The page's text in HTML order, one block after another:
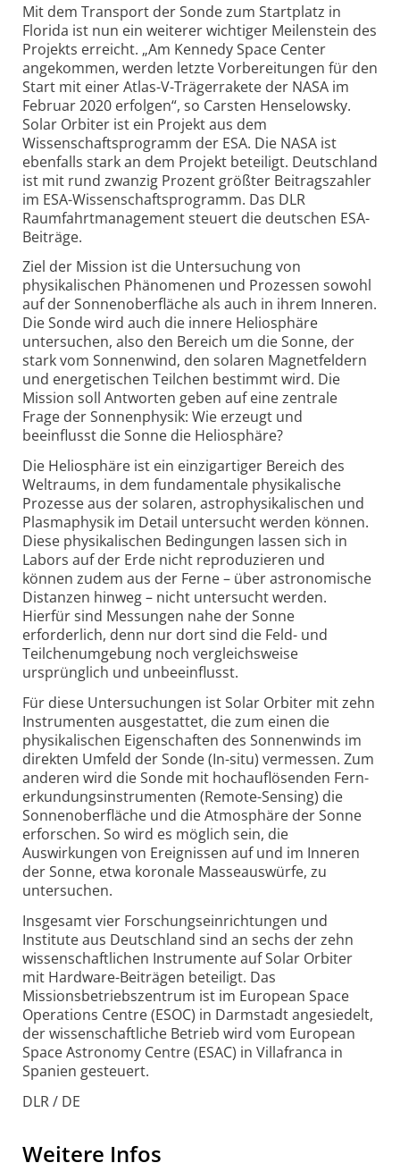
Mit dem Transport der Sonde zum Startplatz in
Florida ist nun ein weiterer wichtiger Meilenstein des
Projekts erreicht. „Am Kennedy Space Center
angekommen, werden letzte Vorbereitungen für den
Start mit einer Atlas-V-Trägerrakete der NASA im
Februar 2020 erfolgen“, so Carsten Henselowsky.
Solar Orbiter ist ein Projekt aus dem
Wissenschaftsprogramm der ESA. Die NASA ist
ebenfalls stark an dem Projekt beteiligt. Deutschland
ist mit rund zwanzig Prozent größter Beitragszahler
im ESA-Wissenschafts­programm. Das DLR
Raumfahrt­management steuert die deutschen ESA-
Beiträge.
Ziel der Mission ist die Untersuchung von
physikalischen Phänomenen und Prozessen sowohl
auf der Sonnen­oberfläche als auch in ihrem Inneren.
Die Sonde wird auch die innere Heliosphäre
untersuchen, also den Bereich um die Sonne, der
stark vom Sonnenwind, den solaren Magnetfeldern
und energetischen Teilchen bestimmt wird. Die
Mission soll Antworten geben auf eine zentrale
Frage der Sonnenphysik: Wie erzeugt und
beeinflusst die Sonne die Heliosphäre?
Die Heliosphäre ist ein einzigartiger Bereich des
Weltraums, in dem fundamentale physikalische
Prozesse aus der solaren, astrophysikalischen und
Plasmaphysik im Detail untersucht werden können.
Diese physikalischen Bedingungen lassen sich in
Labors auf der Erde nicht reproduzieren und
können zudem aus der Ferne – über astronomische
Distanzen hinweg – nicht untersucht werden.
Hierfür sind Messungen nahe der Sonne
erforderlich, denn nur dort sind die Feld- und
Teilchen­umgebung noch vergleichsweise
ursprünglich und unbeeinflusst.
Für diese Untersuchungen ist Solar Orbiter mit zehn
Instrumenten ausgestattet, die zum einen die
physikalischen Eigenschaften des Sonnenwinds im
direkten Umfeld der Sonde (In-situ) vermessen. Zum
anderen wird die Sonde mit hochauflösenden Fern­
erkundungs­instrumenten (Remote-Sensing) die
Sonnen­oberfläche und die Atmosphäre der Sonne
erforschen. So wird es möglich sein, die
Auswirkungen von Ereignissen auf und im Inneren
der Sonne, etwa koronale Masseauswürfe, zu
untersuchen.
Insgesamt vier Forschungseinrichtungen und
Institute aus Deutschland sind an sechs der zehn
wissenschaftlichen Instrumente auf Solar Orbiter
mit Hardware-Beiträgen beteiligt. Das
Missionsbetriebszentrum ist im European Space
Operations Centre (ESOC) in Darmstadt angesiedelt,
der wissenschaftliche Betrieb wird vom European
Space Astronomy Centre (ESAC) in Villafranca in
Spanien gesteuert.
DLR / DE
Weitere Infos